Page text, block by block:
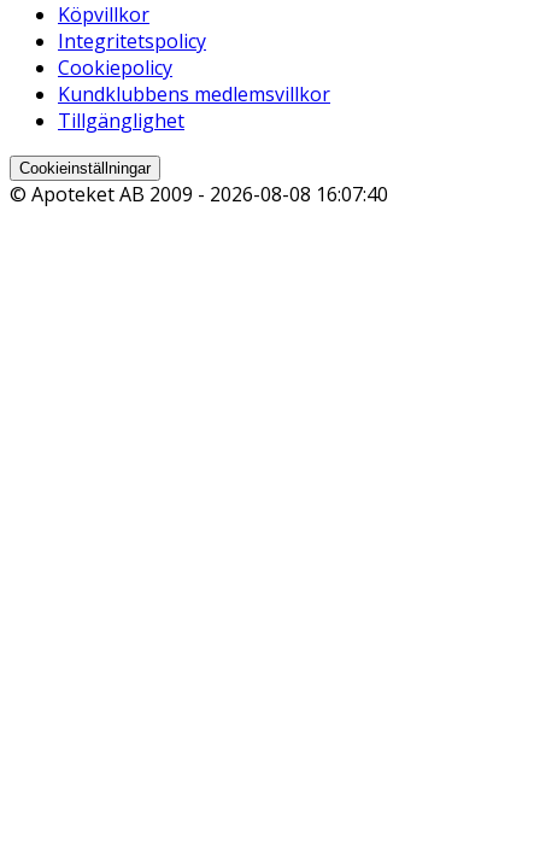
Köpvillkor
Integritetspolicy
Cookiepolicy
Kundklubbens medlemsvillkor
Tillgänglighet
Cookieinställningar
© Apoteket AB 2009 - 2026-08-08 16:07:40